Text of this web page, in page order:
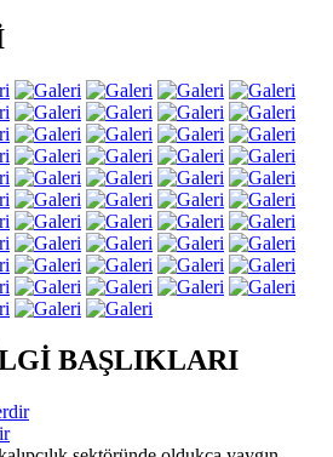
BAŞLIKLARI